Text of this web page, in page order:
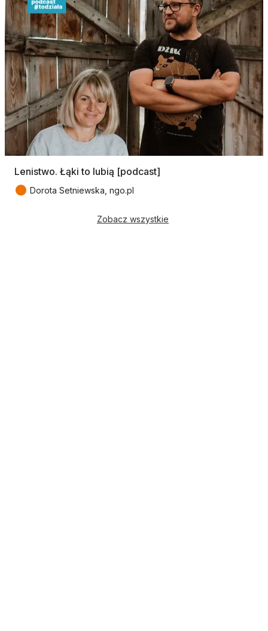
Lenistwo. Łąki to lubią [podcast]
● Dorota Setniewska, ngo.pl
Zobacz wszystkie